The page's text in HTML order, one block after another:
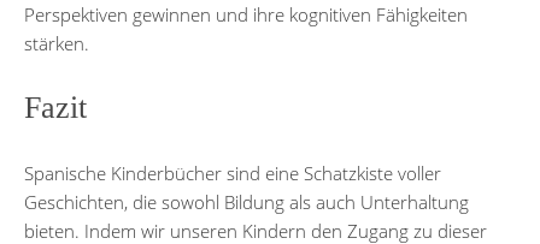
Perspektiven gewinnen und ihre kognitiven Fähigkeiten
stärken.
Fazit
Spanische Kinderbücher sind eine Schatzkiste voller
Geschichten, die sowohl Bildung als auch Unterhaltung
bieten. Indem wir unseren Kindern den Zugang zu dieser